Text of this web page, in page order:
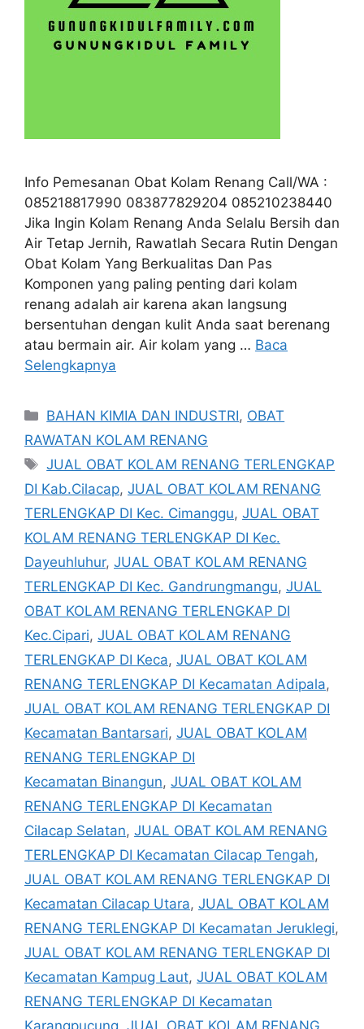
Info Pemesanan Obat Kolam Renang Call/WA :
085218817990 083877829204 085210238440
Jika Ingin Kolam Renang Anda Selalu Bersih dan
Air Tetap Jernih, Rawatlah Secara Rutin Dengan
Obat Kolam Yang Berkualitas Dan Pas
Komponen yang paling penting dari kolam
renang adalah air karena akan langsung
bersentuhan dengan kulit Anda saat berenang
atau bermain air. Air kolam yang … Baca
Selengkapnya
Kategori
BAHAN KIMIA DAN INDUSTRI, OBAT
RAWATAN KOLAM RENANG
Tag
JUAL OBAT KOLAM RENANG TERLENGKAP
DI Kab.Cilacap, JUAL OBAT KOLAM RENANG
TERLENGKAP DI Kec. Cimanggu, JUAL OBAT
KOLAM RENANG TERLENGKAP DI Kec.
Dayeuhluhur, JUAL OBAT KOLAM RENANG
TERLENGKAP DI Kec. Gandrungmangu, JUAL
OBAT KOLAM RENANG TERLENGKAP DI
Kec.Cipari, JUAL OBAT KOLAM RENANG
TERLENGKAP DI Keca, JUAL OBAT KOLAM
RENANG TERLENGKAP DI Kecamatan Adipala,
JUAL OBAT KOLAM RENANG TERLENGKAP DI
Kecamatan Bantarsari, JUAL OBAT KOLAM
RENANG TERLENGKAP DI
Kecamatan Binangun, JUAL OBAT KOLAM
RENANG TERLENGKAP DI Kecamatan
Cilacap Selatan, JUAL OBAT KOLAM RENANG
TERLENGKAP DI Kecamatan Cilacap Tengah,
JUAL OBAT KOLAM RENANG TERLENGKAP DI
Kecamatan Cilacap Utara, JUAL OBAT KOLAM
RENANG TERLENGKAP DI Kecamatan Jeruklegi,
JUAL OBAT KOLAM RENANG TERLENGKAP DI
Kecamatan Kampug Laut, JUAL OBAT KOLAM
RENANG TERLENGKAP DI Kecamatan
Karangpucung JUAL OBAT KOLAM RENANG